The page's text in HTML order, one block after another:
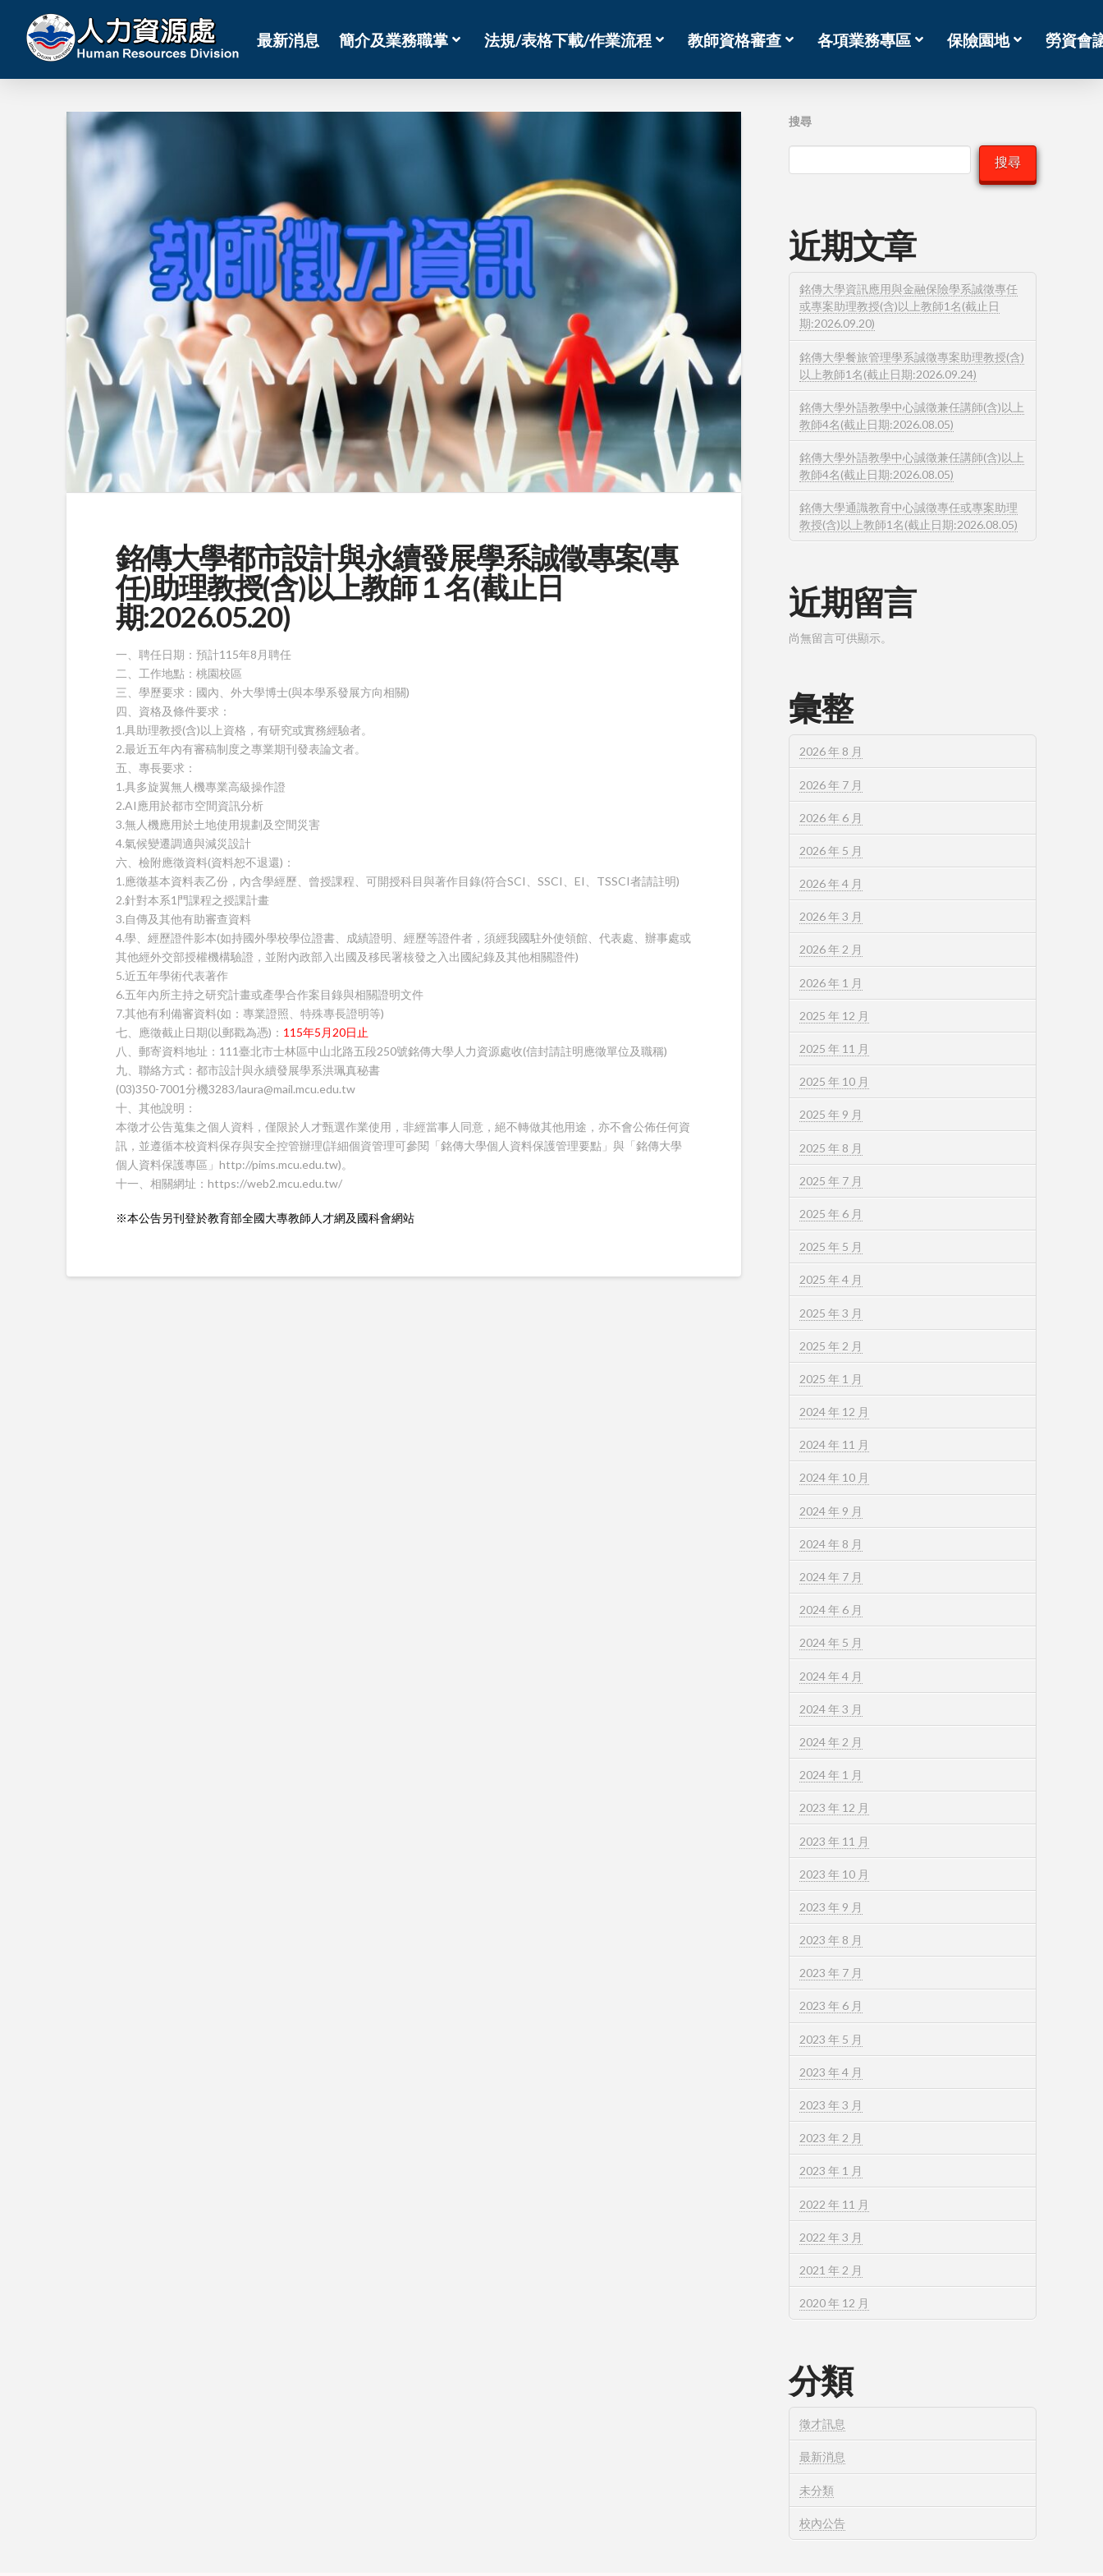
最新消息 簡介及業務職掌 法規/表格下載/作業流程 教師資格審查 各項業務專區 保險園地 勞資會
銘傳大學都市設計與永續發展學系誠徵專案(專
任)助理教授(含)以上教師１名(截止日
期:2026.05.20)
一、聘任日期：預計115年8月聘任
二、工作地點：桃園校區
三、學歷要求：國內、外大學博士(與本學系發展方向相關)
四、資格及條件要求：
1.具助理教授(含)以上資格，有研究或實務經驗者。
2.最近五年內有審稿制度之專業期刊發表論文者。
五、專長要求：
1.具多旋翼無人機專業高級操作證
2.AI應用於都市空間資訊分析
3.無人機應用於土地使用規劃及空間災害
4.氣候變遷調適與減災設計
六、檢附應徵資料(資料恕不退還)：
1.應徵基本資料表乙份，內含學經歷、曾授課程、可開授科目與著作目錄(符合SCI、SSCI、EI、TSSCI者請註明)
2.針對本系1門課程之授課計畫
3.自傳及其他有助審查資料
4.學、經歷證件影本(如持國外學校學位證書、成績證明、經歷等證件者，須經我國駐外使領館、代表處、辦事處或
其他經外交部授權機構驗證，並附內政部入出國及移民署核發之入出國紀錄及其他相關證件)
5.近五年學術代表著作
6.五年內所主持之研究計畫或產學合作案目錄與相關證明文件
7.其他有利備審資料(如：專業證照、特殊專長證明等)
七、應徵截止日期(以郵戳為憑)： 115年5月20日止
八、郵寄資料地址：111臺北市士林區中山北路五段250號銘傳大學人力資源處收(信封請註明應徵單位及職稱)
九、聯絡方式：都市設計與永續發展學系洪珮真秘書
(03)350-7001分機3283/laura@mail.mcu.edu.tw
十、其他說明：
本徵才公告蒐集之個人資料，僅限於人才甄選作業使用，非經當事人同意，絕不轉做其他用途，亦不會公佈任何資
訊，並遵循本校資料保存與安全控管辦理(詳細個資管理可參閱「銘傳大學個人資料保護管理要點」與「銘傳大學
個人資料保護專區」http://pims.mcu.edu.tw)。
十一、相關網址：https://web2.mcu.edu.tw/
※本公告另刊登於教育部全國大專教師人才網及國科會網站
搜尋
搜尋
近期文章
銘傳大學資訊應用與金融保險學系誠徵專任
或專案助理教授(含)以上教師1名(截止日
期:2026.09.20)
銘傳大學餐旅管理學系誠徵專案助理教授(含)
以上教師1名(截止日期:2026.09.24)
銘傳大學外語教學中心誠徵兼任講師(含)以上
教師4名(截止日期:2026.08.05)
銘傳大學外語教學中心誠徵兼任講師(含)以上
教師4名(截止日期:2026.08.05)
銘傳大學通識教育中心誠徵專任或專案助理
教授(含)以上教師1名(截止日期:2026.08.05)
近期留言
尚無留言可供顯示。
彙整
2026 年 8 月
2026 年 7 月
2026 年 6 月
2026 年 5 月
2026 年 4 月
2026 年 3 月
2026 年 2 月
2026 年 1 月
2025 年 12 月
2025 年 11 月
2025 年 10 月
2025 年 9 月
2025 年 8 月
2025 年 7 月
2025 年 6 月
2025 年 5 月
2025 年 4 月
2025 年 3 月
2025 年 2 月
2025 年 1 月
2024 年 12 月
2024 年 11 月
2024 年 10 月
2024 年 9 月
2024 年 8 月
2024 年 7 月
2024 年 6 月
2024 年 5 月
2024 年 4 月
2024 年 3 月
2024 年 2 月
2024 年 1 月
2023 年 12 月
2023 年 11 月
2023 年 10 月
2023 年 9 月
2023 年 8 月
2023 年 7 月
2023 年 6 月
2023 年 5 月
2023 年 4 月
2023 年 3 月
2023 年 2 月
2023 年 1 月
2022 年 11 月
2022 年 3 月
2021 年 2 月
2020 年 12 月
分類
徵才訊息
最新消息
未分類
校內公告